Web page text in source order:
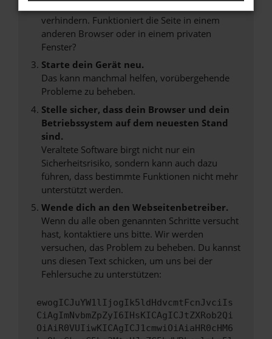
verhindern. Funktioniert die Seite in einem
anderen Browser oder in einem privaten
Fenster?
Starte dein Gerät neu.
Das kann manchmal helfen, vorübergehende
Probleme zu beheben.
Stelle sicher, dass dein Browser und dein
Betriebssystem auf dem neuesten Stand
sind.
Veraltete Software birgt nicht nur ein
Sicherheitsrisiko, sondern kann auch dazu
führen, dass bestimmte Funktionen nicht mehr
unterstützt werden.
Wende dich an den Webseitenbetreiber.
Wenn du alle oben genannten Schritte versucht
hast, kontaktiere uns bitte. Wir werden
versuchen, das Problem zu beheben. Du kannst
uns diesen Text schicken, um uns bei der
Fehlersuche zu unterstützen:
ewogICJuYW1lIjogIk5ldHdvcmtFcnJvciIs
CiAgImNvbmZpZyI6IHsKICAgICJtZXRob2Qi
OiAiR0VUIiwKICAgICJ1cmwiOiAiaHR0cHM6